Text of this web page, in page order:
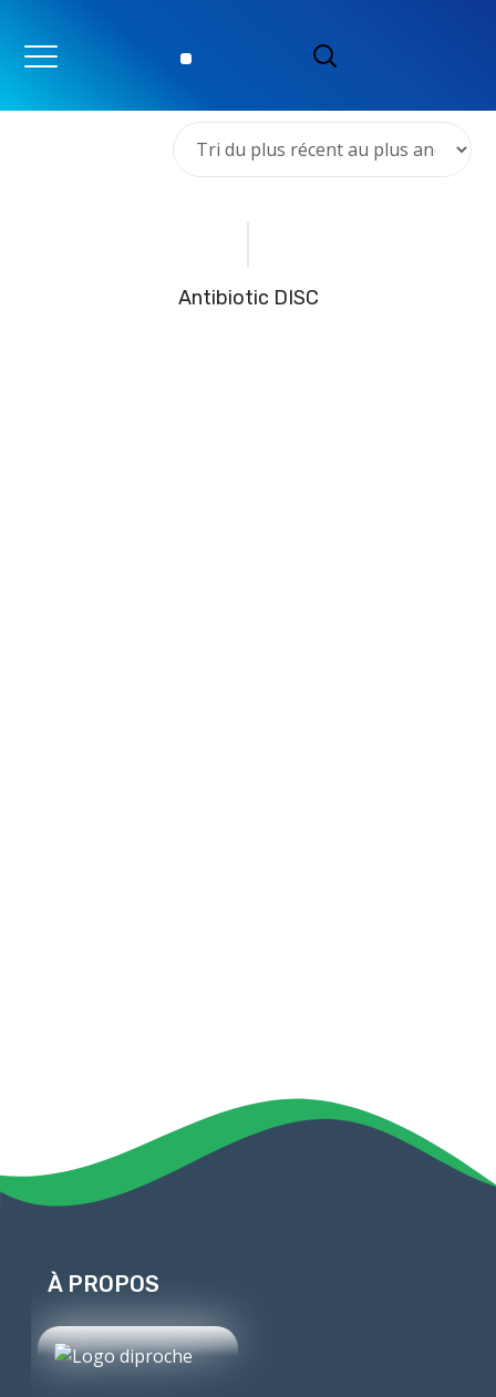
Antibiotic DISC
À PROPOS